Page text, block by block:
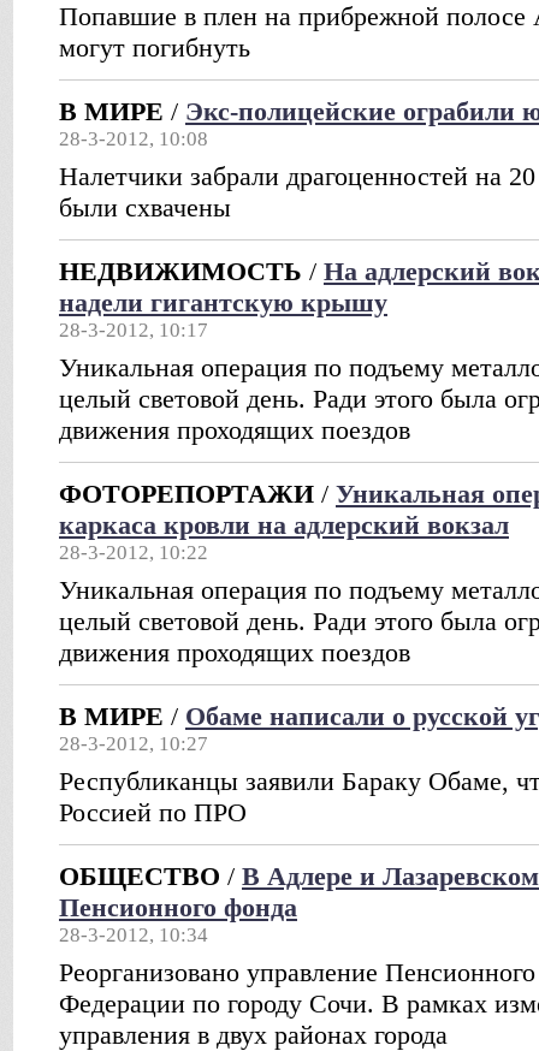
Попавшие в плен на прибрежной полосе
могут погибнуть
В МИРЕ / Экс-полицейские ограбили
28-3-2012, 10:08
Налетчики забрали драгоценностей на
были схвачены
НЕДВИЖИМОСТЬ / На адлерский
надели гигантскую крышу
28-3-2012, 10:17
Уникальная операция по подъему
целый световой день. Ради этого была
движения проходящих поездов
ФОТОРЕПОРТАЖИ / Уникальная
каркаса кровли на адлерский вокзал
28-3-2012, 10:22
Уникальная операция по подъему
целый световой день. Ради этого была
движения проходящих поездов
В МИРЕ / Обаме написали о русской
28-3-2012, 10:27
Республиканцы заявили Бараку Обаме,
Россией по ПРО
ОБЩЕСТВО / В Адлере и
Пенсионного фонда
28-3-2012, 10:34
Реорганизовано управление
Федерации по городу Сочи. В рамках
управления в двух районах города